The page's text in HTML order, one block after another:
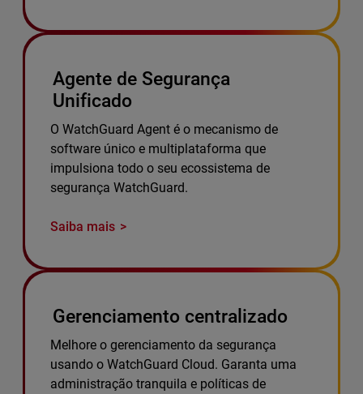
Agente de Segurança
Unificado
O WatchGuard Agent é o mecanismo de
software único e multiplataforma que
impulsiona todo o seu ecossistema de
segurança WatchGuard.
Saiba mais
Gerenciamento centralizado
Melhore o gerenciamento da segurança
usando o WatchGuard Cloud. Garanta uma
administração tranquila e políticas de